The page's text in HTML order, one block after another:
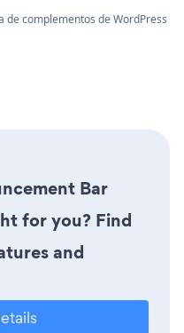
de complementos de WordPress
Bar
for you? Find
and